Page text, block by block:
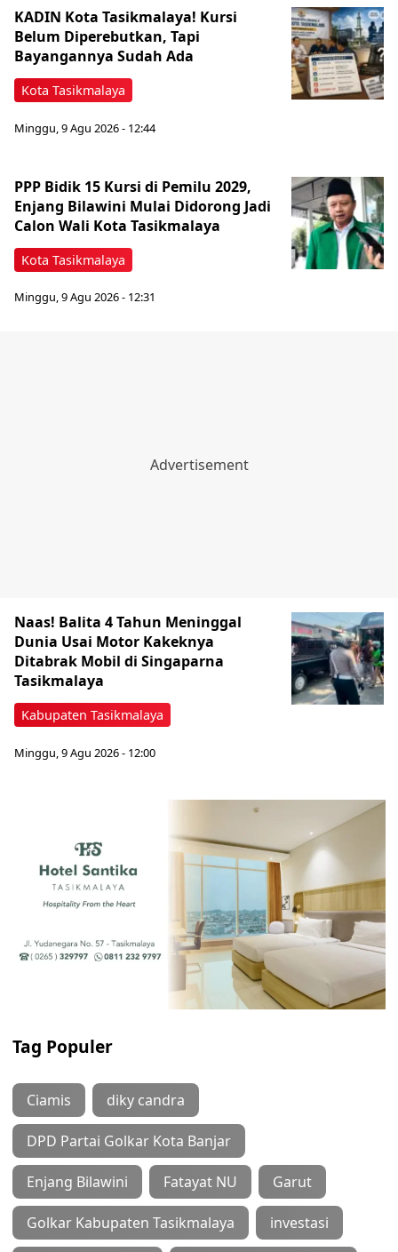
Kota Tasikmalaya
KADIN Kota Tasikmalaya! Kursi
Belum Diperebutkan, Tapi
Bayangannya Sudah Ada
Minggu, 9 Agu 2026 - 12:44
Kota Tasikmalaya
PPP Bidik 15 Kursi di Pemilu 2029,
Enjang Bilawini Mulai Didorong Jadi
Calon Wali Kota Tasikmalaya
Minggu, 9 Agu 2026 - 12:31
Kabupaten Tasikmalaya
Naas! Balita 4 Tahun Meninggal
Dunia Usai Motor Kakeknya
Ditabrak Mobil di Singaparna
Tasikmalaya
Minggu, 9 Agu 2026 - 12:00
Tag Populer
Ciamis diky candra
DPD Partai Golkar Kota Banjar
Enjang Bilawini Fatayat NU Garut
Golkar Kabupaten Tasikmalaya investasi